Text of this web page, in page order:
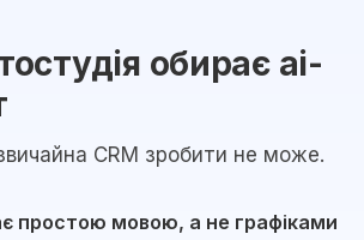
обирає ai-
CRM зробити не може.
простою мовою, а не графіками